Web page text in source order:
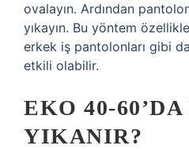
ovalayın. Ardından
yıkayın. Bu yöntem
erkek iş pantolonları gibi
etkili olabilir.
EKO 40-60’DA
YIKANIR?